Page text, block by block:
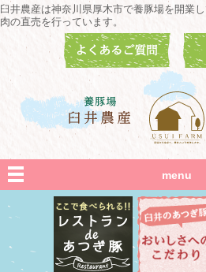
臼井農産は神奈川県厚木市で養豚場を開業
肉の直売を行っています。
menu